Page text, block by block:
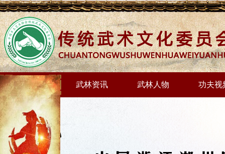
网站首页 武林资讯 武林人物 功夫视